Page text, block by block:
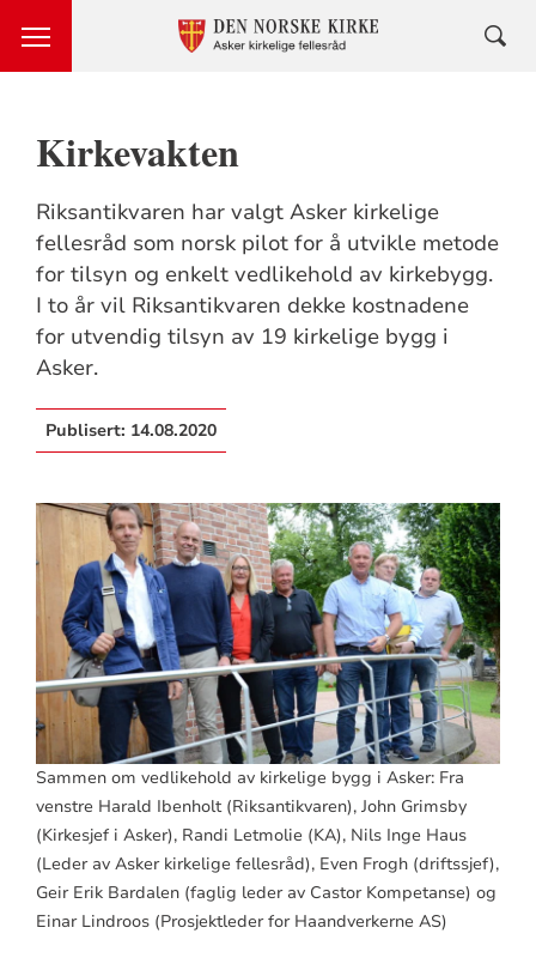
Kirkevakten
Riksantikvaren har valgt Asker kirkelige
fellesråd som norsk pilot for å utvikle metode
for tilsyn og enkelt vedlikehold av kirkebygg.
I to år vil Riksantikvaren dekke kostnadene
for utvendig tilsyn av 19 kirkelige bygg i
Asker.
Publisert: 14.08.2020
Sammen om vedlikehold av kirkelige bygg i Asker: Fra
venstre Harald Ibenholt (Riksantikvaren), John Grimsby
(Kirkesjef i Asker), Randi Letmolie (KA), Nils Inge Haus
(Leder av Asker kirkelige fellesråd), Even Frogh (driftssjef),
Geir Erik Bardalen (faglig leder av Castor Kompetanse) og
Einar Lindroos (Prosjektleder for Haandverkerne AS)